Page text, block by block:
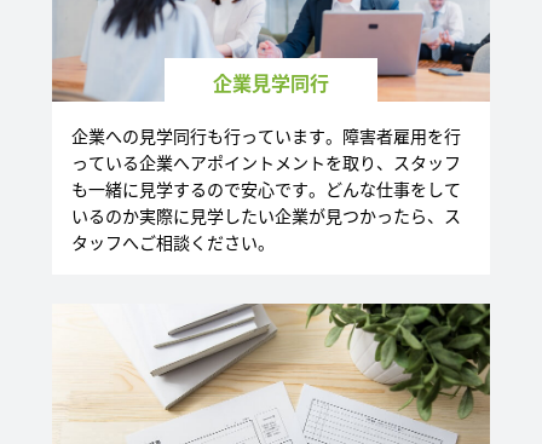
企業見学同行
企業への見学同行も行っています。障害者雇用を行
っている企業へアポイントメントを取り、スタッフ
も一緒に見学するので安心です。どんな仕事をして
いるのか実際に見学したい企業が見つかったら、ス
タッフへご相談ください。